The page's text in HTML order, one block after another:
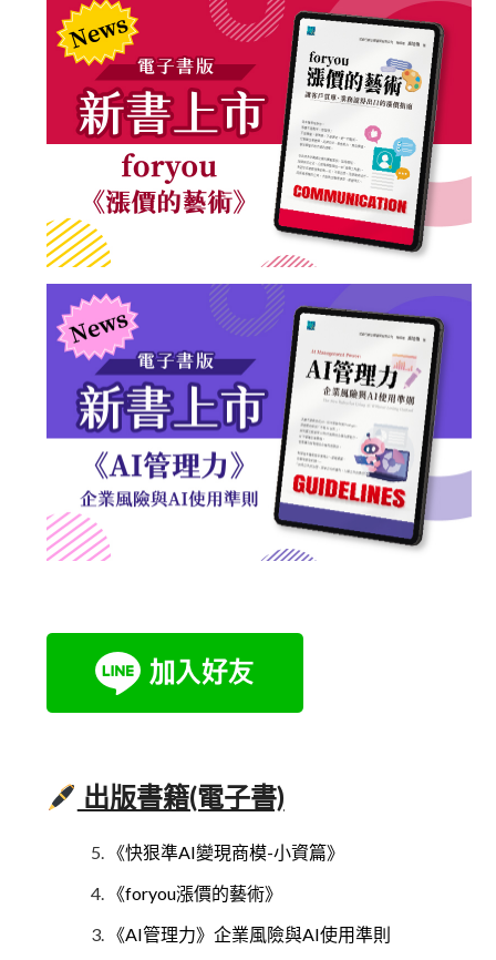
出版書籍(電子書)
《快狠準AI變現商模-小資篇》
《foryou漲價的藝術》
《AI管理力》企業風險與AI使用準則